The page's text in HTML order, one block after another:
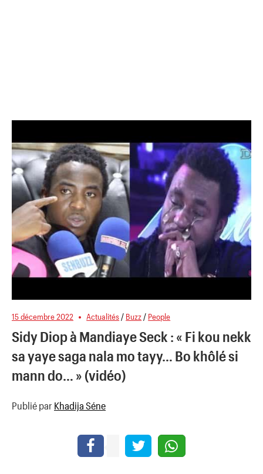
15 décembre 2022 Actualités / Buzz / People
Sidy Diop à Mandiaye Seck : « Fi kou nekk
sa yaye saga nala mo tayy… Bo khôlé si
mann do… » (vidéo)
Publié par Khadija Séne